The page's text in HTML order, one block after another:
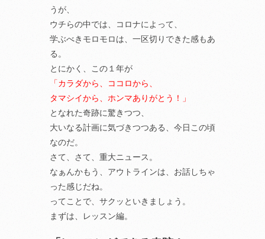
うが、
ウチらの中では、コロナによって、
学ぶべきモロモロは、一区切りできた感もあ
る。
とにかく、この１年が
「カラダから、ココロから、
タマシイから、ホンマありがとう！」
となれた奇跡に驚きつつ、
大いなる計画に気づきつつある、今日この頃
なのだ。
さて、さて、重大ニュース。
なぁんかもう、アウトラインは、お話しちゃ
った感じだね。
ってことで、サクッといきましょう。
まずは、レッスン編。